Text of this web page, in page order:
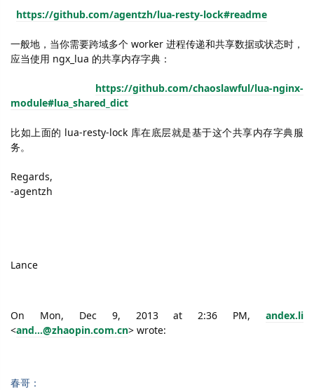
https://github.com/agentzh/lua-resty-lock#readme
一般地，当你需要跨域多个 worker 进程传递和共享数据或状态时，
应当使用 ngx_lua 的共享内存字典：
https://github.com/chaoslawful/lua-nginx-
module#lua_shared_dict
比如上面的 lua-resty-lock 库在底层就是基于这个共享内存字典服
务。
Regards,
-agentzh
Lance
On Mon, Dec 9, 2013 at 2:36 PM, andex.li
<and...@zhaopin.com.cn> wrote:
春哥：